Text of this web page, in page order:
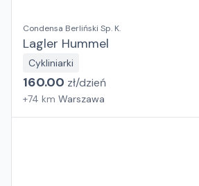
Condensa Berliński Sp. K.
Lagler Hummel
Cykliniarki
160.00 zł/dzień
+74 km Warszawa